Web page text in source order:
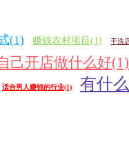
(1) 赚钱农村项目(1) 干洗
己开店做什么好(1)
适合男人赚钱的行业(1) 有什